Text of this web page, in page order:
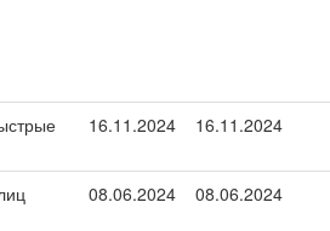
16.11.2024 16.11.2024
08.06.2024 08.06.2024